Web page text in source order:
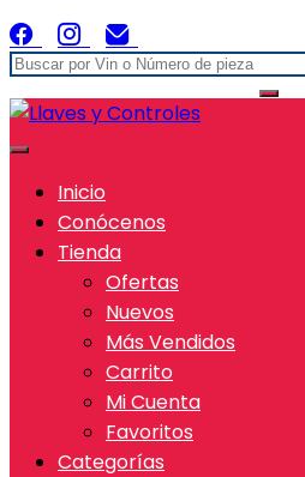
Inicio
Conócenos
Tienda
Ofertas
Nuevos
Más Vendidos
Carrito
Mi Cuenta
Favoritos
Categorías